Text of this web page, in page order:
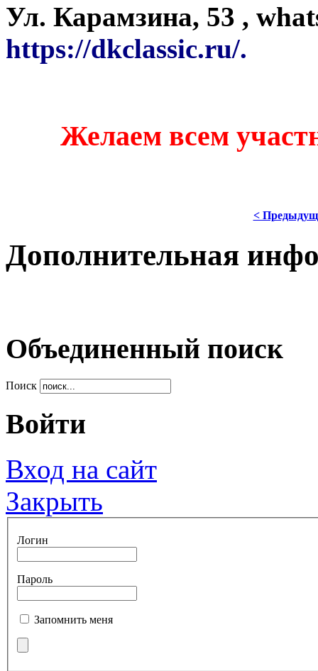
Ул. Карамзина, 53 ,
https://dkclassic.ru/.
Желаем всем
<
Дополнительная
Объединенный поиск
Поиск
Войти
Вход на сайт
Закрыть
Логин
Пароль
Запомнить меня